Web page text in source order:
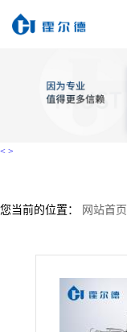
< >
您当前的位置： 网站首页